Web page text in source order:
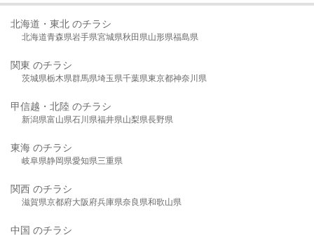
北海道・東北 のチラシ
北海道青森県岩手県宮城県秋田県山形県福島県
関東 のチラシ
茨城県栃木県群馬県埼玉県千葉県東京都神奈川県
甲信越・北陸 のチラシ
新潟県富山県石川県福井県山梨県長野県
東海 のチラシ
岐阜県静岡県愛知県三重県
関西 のチラシ
滋賀県京都府大阪府兵庫県奈良県和歌山県
中国 のチラシ